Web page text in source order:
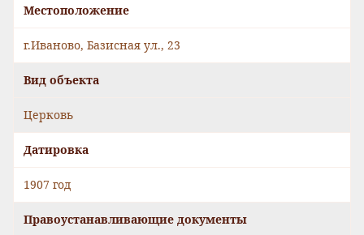
Местоположение
г.Иваново, Базисная ул., 23
Вид объекта
Церковь
Датировка
1907 год
Правоустанавливающие документы